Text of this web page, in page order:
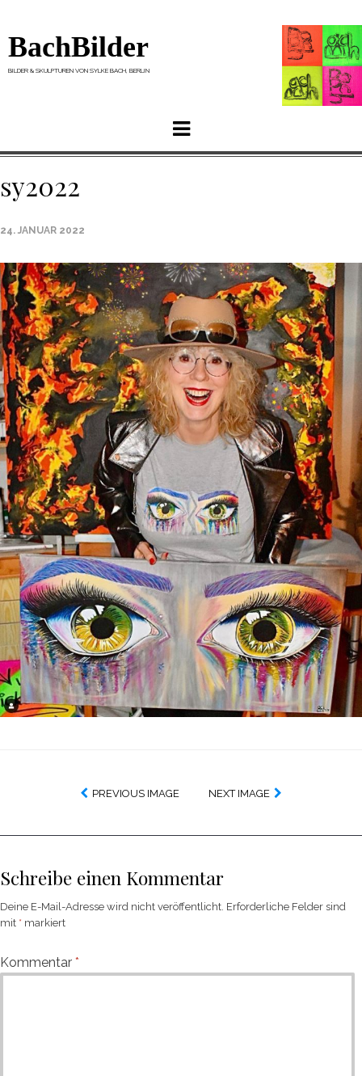
BachBilder
BILDER & SKULPTUREN VON SYLKE BACH, BERLIN
Menu
sy2022
24. JANUAR 2022
PREVIOUS IMAGE NEXT IMAGE
Schreibe einen Kommentar
Deine E-Mail-Adresse wird nicht veröffentlicht. Erforderliche Felder sind
mit * markiert
Kommentar *